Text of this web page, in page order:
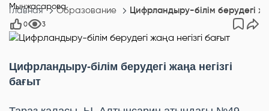
Главная Образование Цифрландыру-білім берудегі
0 3
Цифрландыру-білім берудегі жаңа негізгі
бағыт